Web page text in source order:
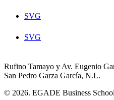
SVG
SVG
Rufino Tamayo y Av. Eugenio
San Pedro Garza García, N.L.
© 2026. EGADE Business